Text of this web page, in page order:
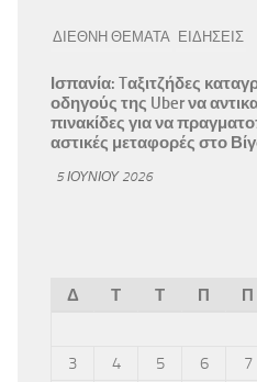
ΔΙΕΘΝΗ ΘΕΜΑΤΑ ΕΙΔΗΣΕΙΣ
Ισπανία: Tαξιτζήδες
οδηγούς της Uber να
πινακίδες για να
αστικές μεταφορές στο
5 ΙΟΥΝΊΟΥ 2026
Δ Τ Τ Π Π
3
4 5 6 7